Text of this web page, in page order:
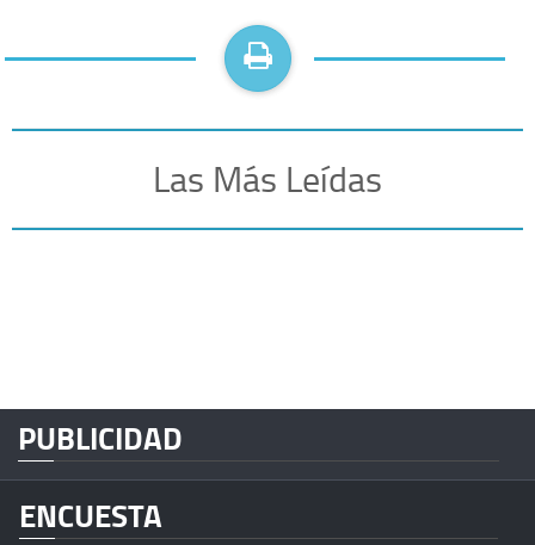
Las Más Leídas
PUBLICIDAD
ENCUESTA